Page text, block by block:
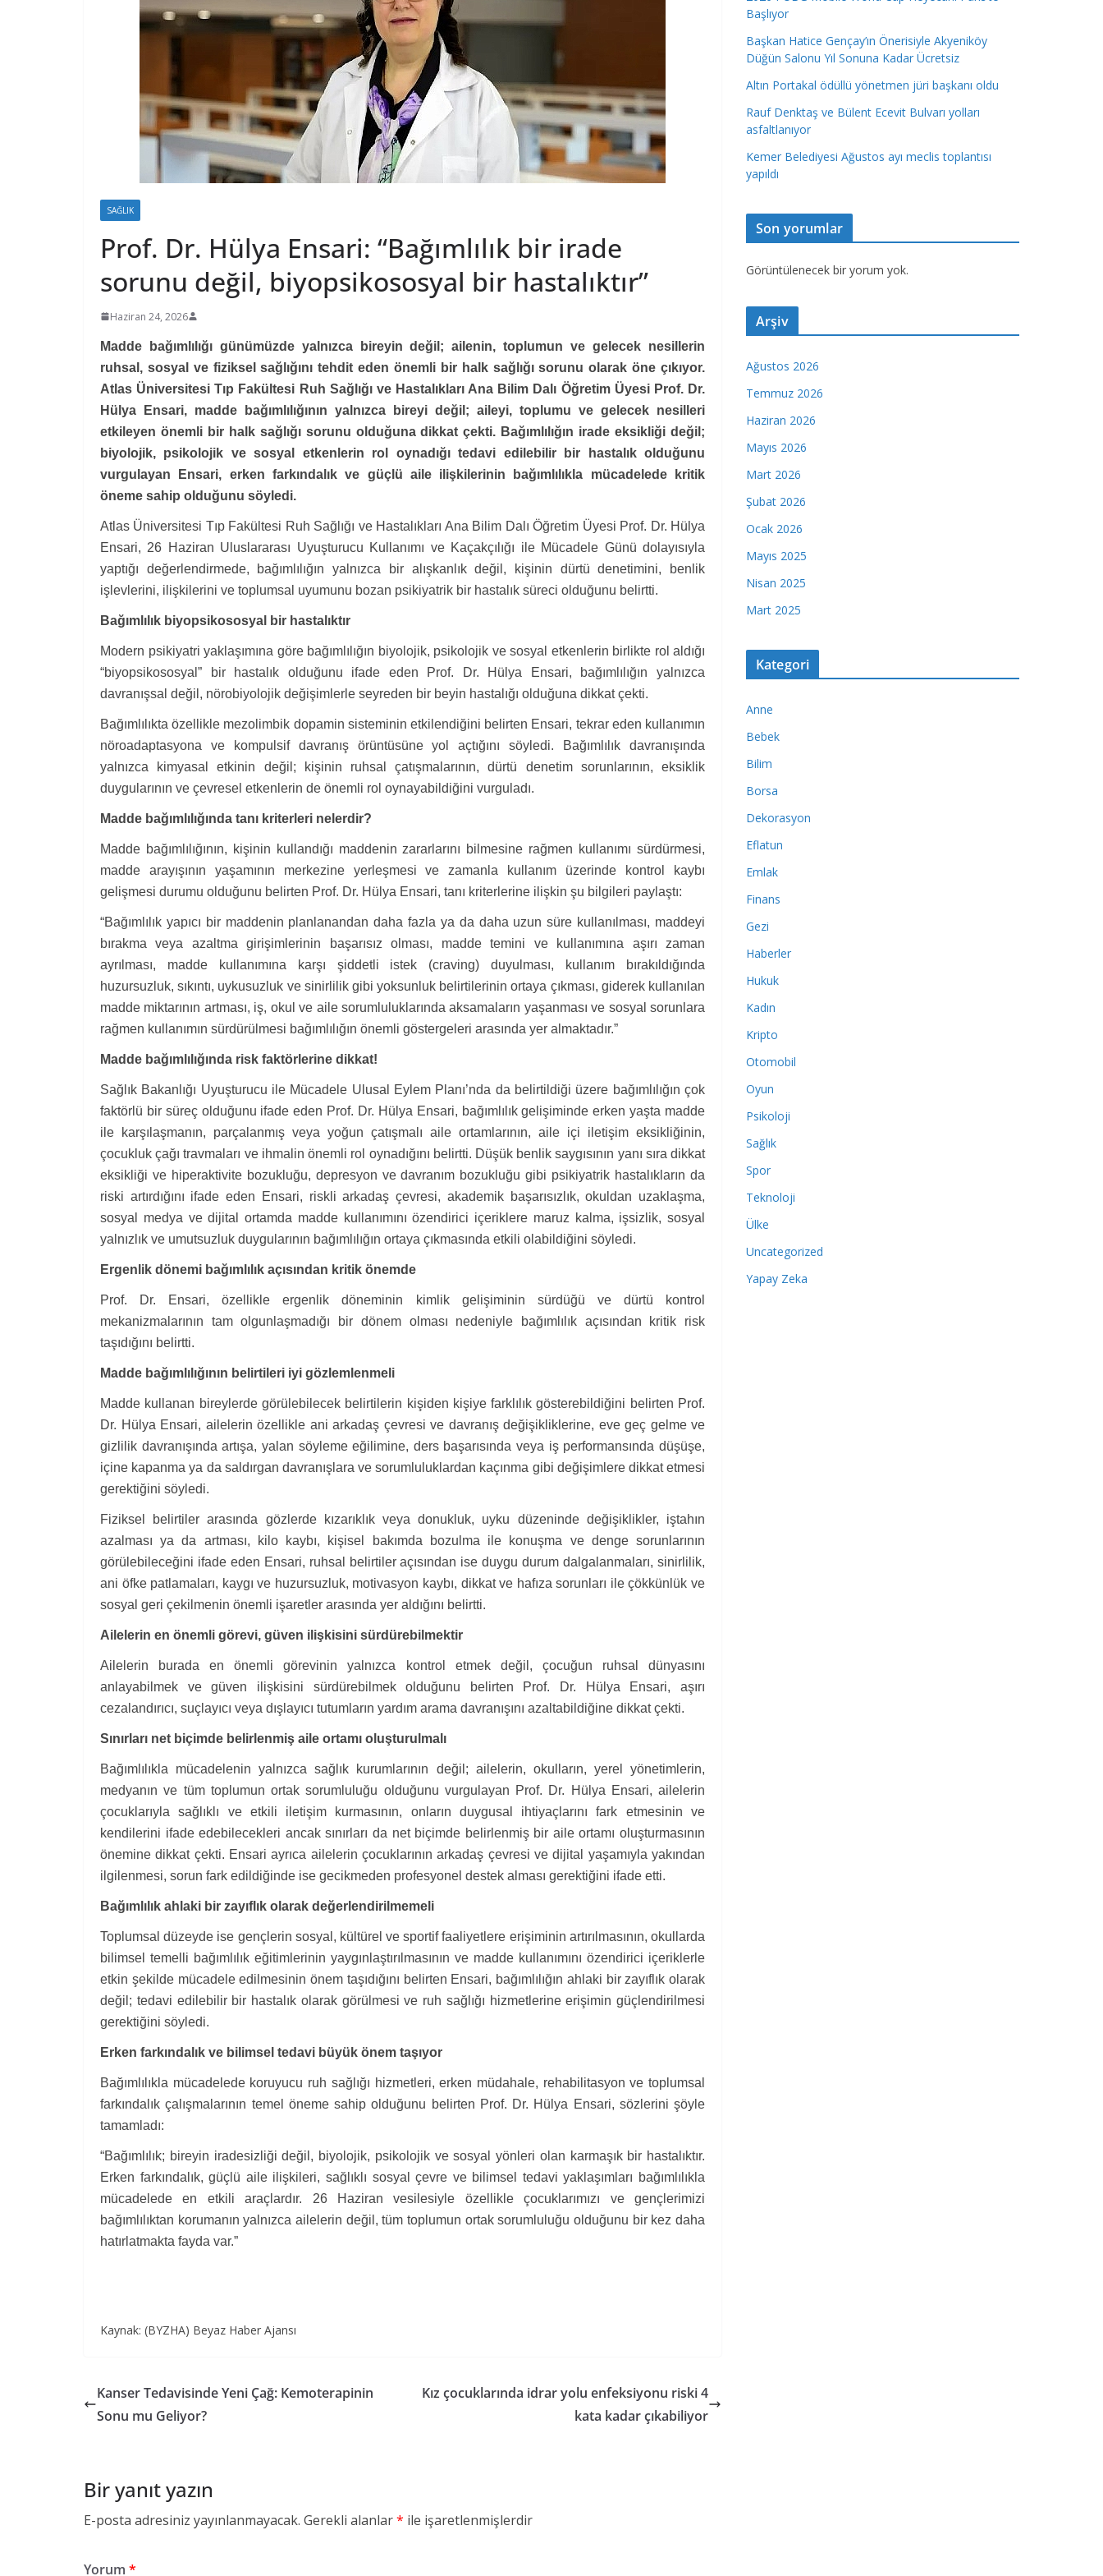
SAĞLIK
Prof. Dr. Hülya Ensari: “Bağımlılık bir irade
sorunu değil, biyopsikososyal bir hastalıktır”
Haziran 24, 2026
Madde bağımlılığı günümüzde yalnızca bireyin değil; ailenin, toplumun ve gelecek nesillerin
ruhsal, sosyal ve fiziksel sağlığını tehdit eden önemli bir halk sağlığı sorunu olarak öne çıkıyor.
Atlas Üniversitesi Tıp Fakültesi Ruh Sağlığı ve Hastalıkları Ana Bilim Dalı Öğretim Üyesi Prof. Dr.
Hülya Ensari, madde bağımlılığının yalnızca bireyi değil; aileyi, toplumu ve gelecek nesilleri
etkileyen önemli bir halk sağlığı sorunu olduğuna dikkat çekti. Bağımlılığın irade eksikliği değil;
biyolojik, psikolojik ve sosyal etkenlerin rol oynadığı tedavi edilebilir bir hastalık olduğunu
vurgulayan Ensari, erken farkındalık ve güçlü aile ilişkilerinin bağımlılıkla mücadelede kritik
öneme sahip olduğunu söyledi.
Atlas Üniversitesi Tıp Fakültesi Ruh Sağlığı ve Hastalıkları Ana Bilim Dalı Öğretim Üyesi Prof. Dr. Hülya
Ensari, 26 Haziran Uluslararası Uyuşturucu Kullanımı ve Kaçakçılığı ile Mücadele Günü dolayısıyla
yaptığı değerlendirmede, bağımlılığın yalnızca bir alışkanlık değil, kişinin dürtü denetimini, benlik
işlevlerini, ilişkilerini ve toplumsal uyumunu bozan psikiyatrik bir hastalık süreci olduğunu belirtti.
Bağımlılık biyopsikososyal bir hastalıktır
Modern psikiyatri yaklaşımına göre bağımlılığın biyolojik, psikolojik ve sosyal etkenlerin birlikte rol aldığı
“biyopsikososyal” bir hastalık olduğunu ifade eden Prof. Dr. Hülya Ensari, bağımlılığın yalnızca
davranışsal değil, nörobiyolojik değişimlerle seyreden bir beyin hastalığı olduğuna dikkat çekti.
Bağımlılıkta özellikle mezolimbik dopamin sisteminin etkilendiğini belirten Ensari, tekrar eden kullanımın
nöroadaptasyona ve kompulsif davranış örüntüsüne yol açtığını söyledi. Bağımlılık davranışında
yalnızca kimyasal etkinin değil; kişinin ruhsal çatışmalarının, dürtü denetim sorunlarının, eksiklik
duygularının ve çevresel etkenlerin de önemli rol oynayabildiğini vurguladı.
Madde bağımlılığında tanı kriterleri nelerdir?
Madde bağımlılığının, kişinin kullandığı maddenin zararlarını bilmesine rağmen kullanımı sürdürmesi,
madde arayışının yaşamının merkezine yerleşmesi ve zamanla kullanım üzerinde kontrol kaybı
gelişmesi durumu olduğunu belirten Prof. Dr. Hülya Ensari, tanı kriterlerine ilişkin şu bilgileri paylaştı:
“Bağımlılık yapıcı bir maddenin planlanandan daha fazla ya da daha uzun süre kullanılması, maddeyi
bırakma veya azaltma girişimlerinin başarısız olması, madde temini ve kullanımına aşırı zaman
ayrılması, madde kullanımına karşı şiddetli istek (craving) duyulması, kullanım bırakıldığında
huzursuzluk, sıkıntı, uykusuzluk ve sinirlilik gibi yoksunluk belirtilerinin ortaya çıkması, giderek kullanılan
madde miktarının artması, iş, okul ve aile sorumluluklarında aksamaların yaşanması ve sosyal sorunlara
rağmen kullanımın sürdürülmesi bağımlılığın önemli göstergeleri arasında yer almaktadır.”
Madde bağımlılığında risk faktörlerine dikkat!
Sağlık Bakanlığı Uyuşturucu ile Mücadele Ulusal Eylem Planı’nda da belirtildiği üzere bağımlılığın çok
faktörlü bir süreç olduğunu ifade eden Prof. Dr. Hülya Ensari, bağımlılık gelişiminde erken yaşta madde
ile karşılaşmanın, parçalanmış veya yoğun çatışmalı aile ortamlarının, aile içi iletişim eksikliğinin,
çocukluk çağı travmaları ve ihmalin önemli rol oynadığını belirtti. Düşük benlik saygısının yanı sıra dikkat
eksikliği ve hiperaktivite bozukluğu, depresyon ve davranım bozukluğu gibi psikiyatrik hastalıkların da
riski artırdığını ifade eden Ensari, riskli arkadaş çevresi, akademik başarısızlık, okuldan uzaklaşma,
sosyal medya ve dijital ortamda madde kullanımını özendirici içeriklere maruz kalma, işsizlik, sosyal
yalnızlık ve umutsuzluk duygularının bağımlılığın ortaya çıkmasında etkili olabildiğini söyledi.
Ergenlik dönemi bağımlılık açısından kritik önemde
Prof. Dr. Ensari, özellikle ergenlik döneminin kimlik gelişiminin sürdüğü ve dürtü kontrol
mekanizmalarının tam olgunlaşmadığı bir dönem olması nedeniyle bağımlılık açısından kritik risk
taşıdığını belirtti.
Madde bağımlılığının belirtileri iyi gözlemlenmeli
Madde kullanan bireylerde görülebilecek belirtilerin kişiden kişiye farklılık gösterebildiğini belirten Prof.
Dr. Hülya Ensari, ailelerin özellikle ani arkadaş çevresi ve davranış değişikliklerine, eve geç gelme ve
gizlilik davranışında artışa, yalan söyleme eğilimine, ders başarısında veya iş performansında düşüşe,
içine kapanma ya da saldırgan davranışlara ve sorumluluklardan kaçınma gibi değişimlere dikkat etmesi
gerektiğini söyledi.
Fiziksel belirtiler arasında gözlerde kızarıklık veya donukluk, uyku düzeninde değişiklikler, iştahın
azalması ya da artması, kilo kaybı, kişisel bakımda bozulma ile konuşma ve denge sorunlarının
görülebileceğini ifade eden Ensari, ruhsal belirtiler açısından ise duygu durum dalgalanmaları, sinirlilik,
ani öfke patlamaları, kaygı ve huzursuzluk, motivasyon kaybı, dikkat ve hafıza sorunları ile çökkünlük ve
sosyal geri çekilmenin önemli işaretler arasında yer aldığını belirtti.
Ailelerin en önemli görevi, güven ilişkisini sürdürebilmektir
Ailelerin burada en önemli görevinin yalnızca kontrol etmek değil, çocuğun ruhsal dünyasını
anlayabilmek ve güven ilişkisini sürdürebilmek olduğunu belirten Prof. Dr. Hülya Ensari, aşırı
cezalandırıcı, suçlayıcı veya dışlayıcı tutumların yardım arama davranışını azaltabildiğine dikkat çekti.
Sınırları net biçimde belirlenmiş aile ortamı oluşturulmalı
Bağımlılıkla mücadelenin yalnızca sağlık kurumlarının değil; ailelerin, okulların, yerel yönetimlerin,
medyanın ve tüm toplumun ortak sorumluluğu olduğunu vurgulayan Prof. Dr. Hülya Ensari, ailelerin
çocuklarıyla sağlıklı ve etkili iletişim kurmasının, onların duygusal ihtiyaçlarını fark etmesinin ve
kendilerini ifade edebilecekleri ancak sınırları da net biçimde belirlenmiş bir aile ortamı oluşturmasının
önemine dikkat çekti. Ensari ayrıca ailelerin çocuklarının arkadaş çevresi ve dijital yaşamıyla yakından
ilgilenmesi, sorun fark edildiğinde ise gecikmeden profesyonel destek alması gerektiğini ifade etti.
Bağımlılık ahlaki bir zayıflık olarak değerlendirilmemeli
Toplumsal düzeyde ise gençlerin sosyal, kültürel ve sportif faaliyetlere erişiminin artırılmasının, okullarda
bilimsel temelli bağımlılık eğitimlerinin yaygınlaştırılmasının ve madde kullanımını özendirici içeriklerle
etkin şekilde mücadele edilmesinin önem taşıdığını belirten Ensari, bağımlılığın ahlaki bir zayıflık olarak
değil; tedavi edilebilir bir hastalık olarak görülmesi ve ruh sağlığı hizmetlerine erişimin güçlendirilmesi
gerektiğini söyledi.
Erken farkındalık ve bilimsel tedavi büyük önem taşıyor
Bağımlılıkla mücadelede koruyucu ruh sağlığı hizmetleri, erken müdahale, rehabilitasyon ve toplumsal
farkındalık çalışmalarının temel öneme sahip olduğunu belirten Prof. Dr. Hülya Ensari, sözlerini şöyle
tamamladı:
“Bağımlılık; bireyin iradesizliği değil, biyolojik, psikolojik ve sosyal yönleri olan karmaşık bir hastalıktır.
Erken farkındalık, güçlü aile ilişkileri, sağlıklı sosyal çevre ve bilimsel tedavi yaklaşımları bağımlılıkla
mücadelede en etkili araçlardır. 26 Haziran vesilesiyle özellikle çocuklarımızı ve gençlerimizi
bağımlılıktan korumanın yalnızca ailelerin değil, tüm toplumun ortak sorumluluğu olduğunu bir kez daha
hatırlatmakta fayda var.”
Kaynak: (BYZHA) Beyaz Haber Ajansı
Kanser Tedavisinde Yeni Çağ: Kemoterapinin
Sonu mu Geliyor?
Kız çocuklarında idrar yolu enfeksiyonu riski 4
kata kadar çıkabiliyor
Bir yanıt yazın
E-posta adresiniz yayınlanmayacak. Gerekli alanlar* ile işaretlenmişlerdir
Yorum *
Başlıyor
Başkan Hatice Gençay’ın Önerisiyle Akyeniköy
Düğün Salonu Yıl Sonuna Kadar Ücretsiz
Altın Portakal ödüllü yönetmen jüri başkanı oldu
Rauf Denktaş ve Bülent Ecevit Bulvarı yolları
asfaltlanıyor
Kemer Belediyesi Ağustos ayı meclis toplantısı
yapıldı
Son yorumlar
Görüntülenecek bir yorum yok.
Arşiv
Ağustos 2026
Temmuz 2026
Haziran 2026
Mayıs 2026
Mart 2026
Şubat 2026
Ocak 2026
Mayıs 2025
Nisan 2025
Mart 2025
Kategori
Anne
Bebek
Bilim
Borsa
Dekorasyon
Eflatun
Emlak
Finans
Gezi
Haberler
Hukuk
Kadın
Kripto
Otomobil
Oyun
Psikoloji
Sağlık
Spor
Teknoloji
Ülke
Uncategorized
Yapay Zeka